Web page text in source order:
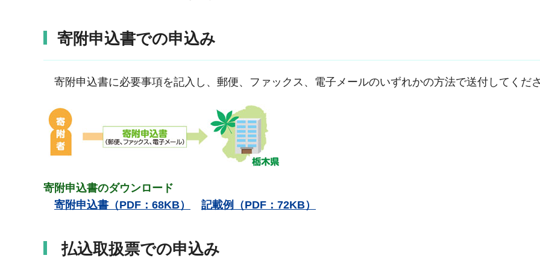
寄附申込書での申込み
寄附申込書に必要事項を記入し、郵便、ファックス、電子メールのいずれかの方法で送付してくだ
寄附申込書のダウンロード
寄附申込書（PDF：68KB）
記載例（PDF：72KB）
払込取扱票での申込み